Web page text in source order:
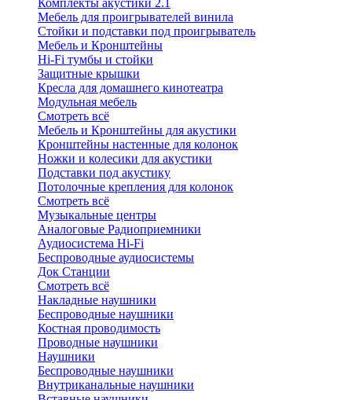
Комплекты акустики 2.1
Мебель для проигрывателей винила
Стойки и подставки под проигрыватель
Мебель и Кронштейны
Hi-Fi тумбы и стойки
Защитные крышки
Кресла для домашнего кинотеатра
Модульная мебель
Смотреть всё
Мебель и Кронштейны для акустики
Кронштейны настенные для колонок
Ножки и колесики для акустики
Подставки под акустику
Потолочные крепления для колонок
Смотреть всё
Музыкальные центры
Аналоговые Радиоприемники
Аудиосистема Hi-Fi
Беспроводные аудиосистемы
Док Станции
Смотреть всё
Накладные наушники
Беспроводные наушники
Костная проводимость
Проводные наушники
Наушники
Беспроводные наушники
Внутриканальные наушники